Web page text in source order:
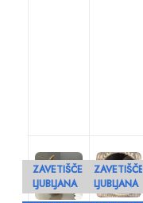
ZAVETIŠČE
LJUBLJANA
ZAVETIŠČE
LJUBLJANA